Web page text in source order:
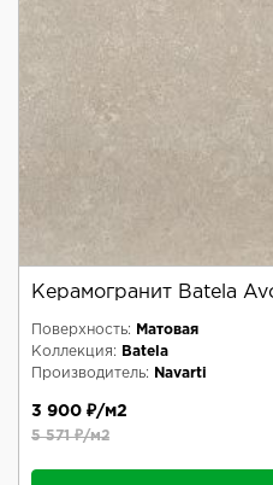
Керамогранит Batela
Поверхность:
Матовая
Коллекция:
Batela
Производитель:
Navarti
3 900 ₽/м2
5 571 ₽/м2